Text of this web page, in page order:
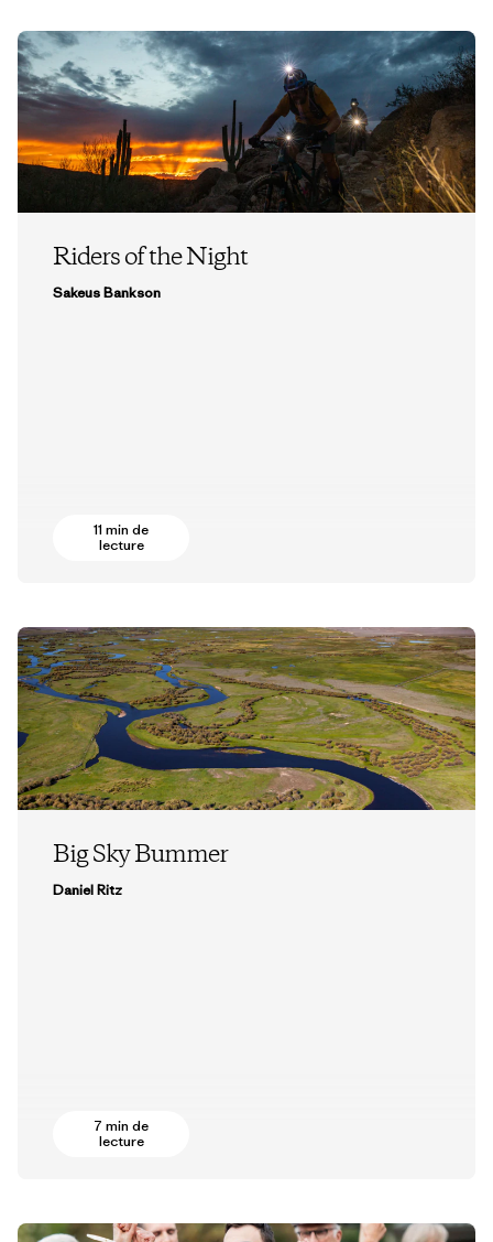
Riders of the Night
Sakeus Bankson
11 min de
lecture
Big Sky Bummer
Daniel Ritz
7 min de
lecture